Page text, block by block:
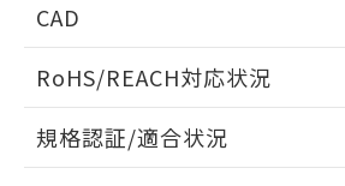
CAD
ドすることができます。
ログイン/会員登録
RoHS/REACH対応状況
EU RoHS 注意事項・凡例
規格認証/適合状況